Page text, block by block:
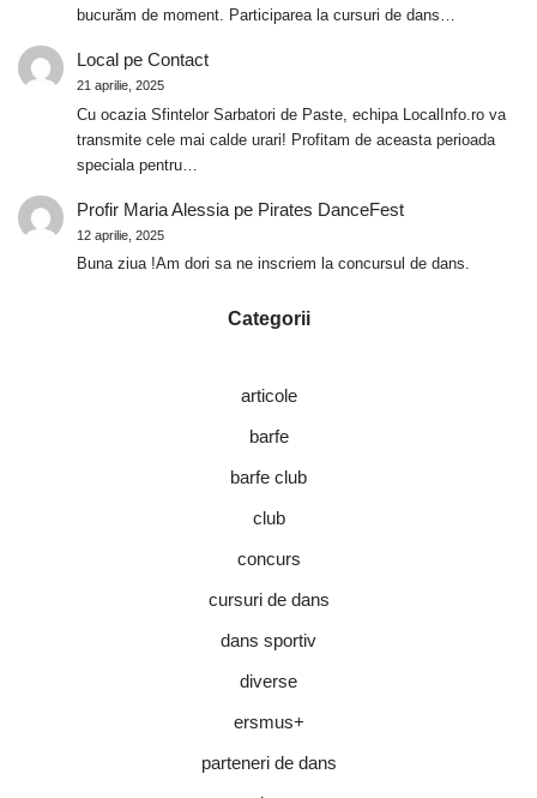
bucurăm de moment. Participarea la cursuri de dans…
Localpe Contact
21 aprilie, 2025
Cu ocazia Sfintelor Sarbatori de Paste, echipa LocalInfo.ro va
transmite cele mai calde urari! Profitam de aceasta perioada
speciala pentru…
Profir Maria Alessiape Pirates DanceFest
12 aprilie, 2025
Buna ziua !Am dori sa ne inscriem la concursul de dans.
Categorii
articole
barfe
barfe club
club
concurs
cursuri de dans
dans sportiv
diverse
ersmus+
parteneri de dans